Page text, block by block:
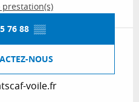
prestation(s)
76 88 ▒▒
NOUS
voile.fr